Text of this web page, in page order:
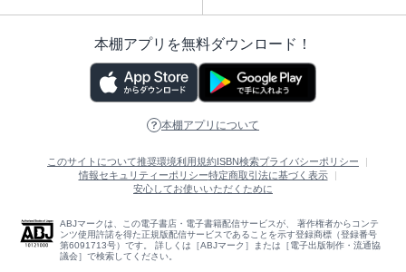
本棚アプリを無料ダウンロード！
本棚アプリについて
このサイトについて推奨環境利用規約ISBN検索プライバシーポリシー
情報セキュリティーポリシー特定商取引法に基づく表示
安心してお使いいただくために
ABJマークは、この電子書店・電子書籍配信サービスが、 著作権者からコンテ
ンツ使用許諾を得た正規版配信サービスであることを示す登録商標（登録番号
第6091713号）です。 詳しくは［ABJマーク］または［電子出版制作・流通協
議会］で検索してください。